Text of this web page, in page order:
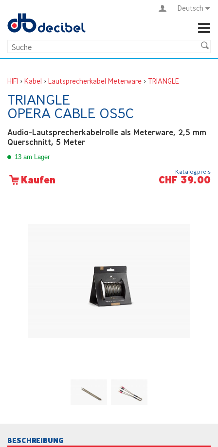
Deutsch
HIFI > Kabel > Lautsprecherkabel Meterware > TRIANGLE
TRIANGLE
OPERA CABLE OS5C
Audio-Lautsprecherkabelrolle als Meterware, 2,5 mm
Querschnitt, 5 Meter
13 am Lager
Kaufen
Katalogpreis
CHF 39.00
BESCHREIBUNG